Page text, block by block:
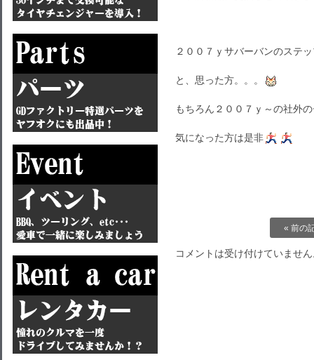
２００７ｙサバーバンのステ
と、思った方。。。
もちろん２００７ｙ～の社外
気になった方は是非
« 前の
コメントは受け付けていませ